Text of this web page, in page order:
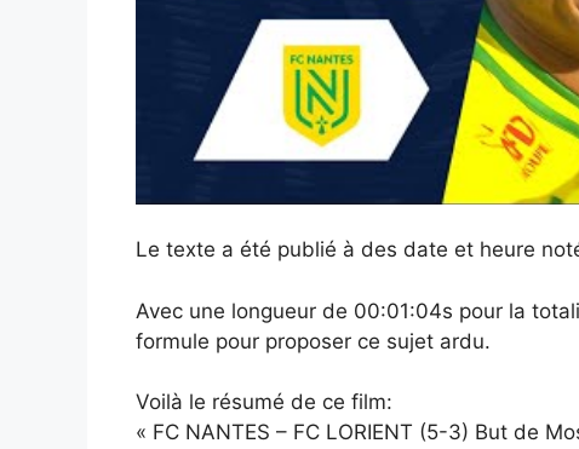
Le texte a été publié à des date et heure
Avec une longueur de 00:01:04s pour la
formule pour proposer ce sujet ardu.
Voilà le résumé de ce film:
« FC NANTES – FC LORIENT (5-3) But de